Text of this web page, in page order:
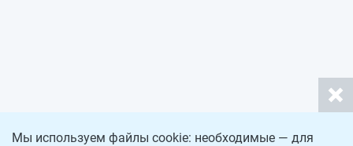
Мы используем файлы cookie: необходимые — для